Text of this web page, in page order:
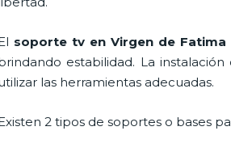
soporte tv en Virgen de Fatima
estabilidad. La
las herramientas adecuadas.
2 tipos de soportes o bases